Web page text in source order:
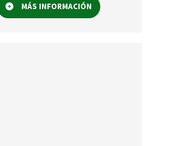
MÁS INFORMACIÓN